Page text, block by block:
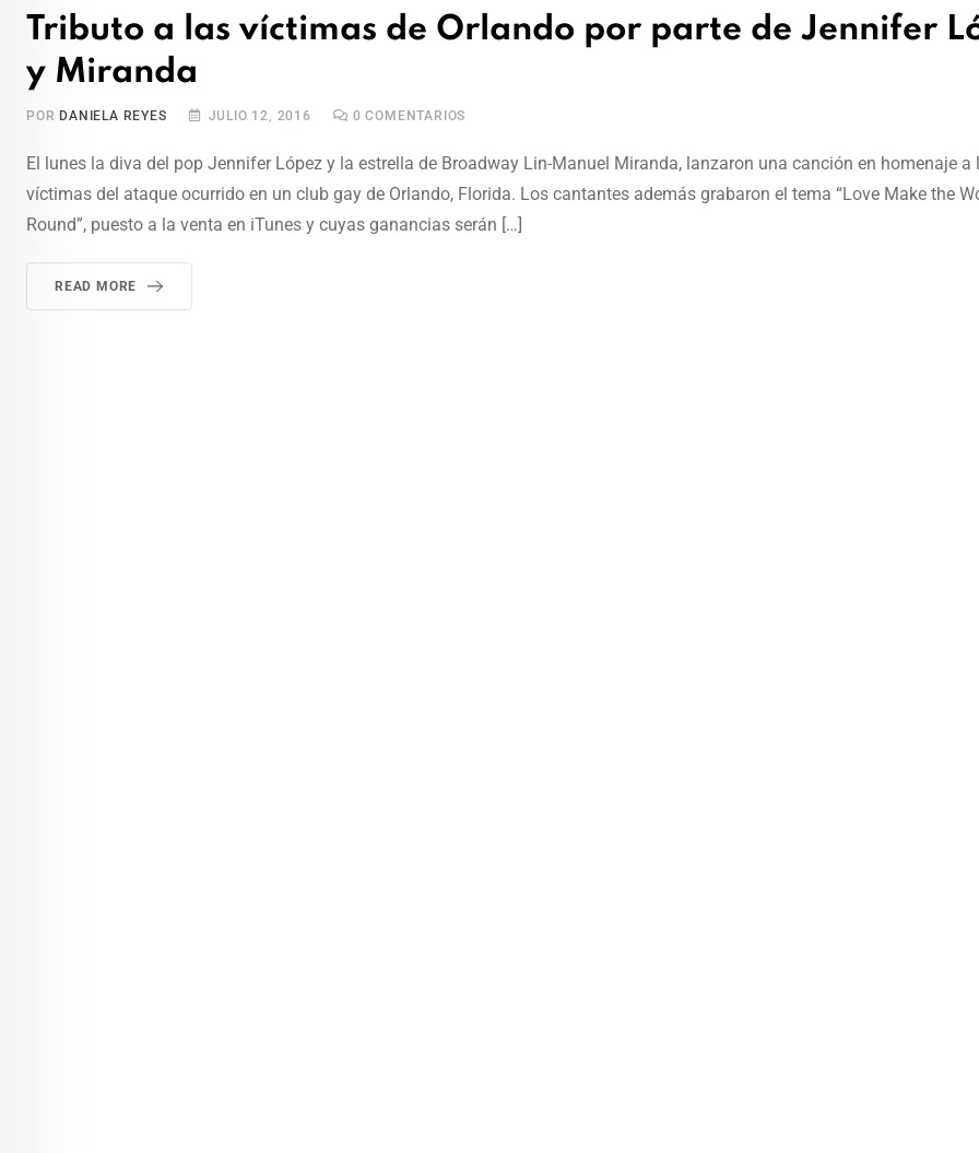
Tributo a las víctimas de Orlando por parte de Jennifer
y Miranda
POR DANIELA REYES JULIO 12, 2016 0 COMENTARIOS
El lunes la diva del pop Jennifer López y la estrella de Broadway Lin-Manuel Miranda, lanzaron una canción en homenaje a
víctimas del ataque ocurrido en un club gay de Orlando, Florida. Los cantantes además grabaron el tema “Love Make the
Round”, puesto a la venta en iTunes y cuyas ganancias serán […]
READ MORE